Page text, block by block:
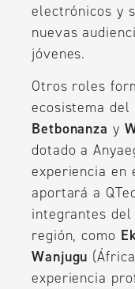
electrónicos y
nuevas
jóvenes.
Otros roles
ecosistema del
Betbonanza y
dotado a
experiencia
aportará a
integrantes
región, como
Wanjugu
experiencia